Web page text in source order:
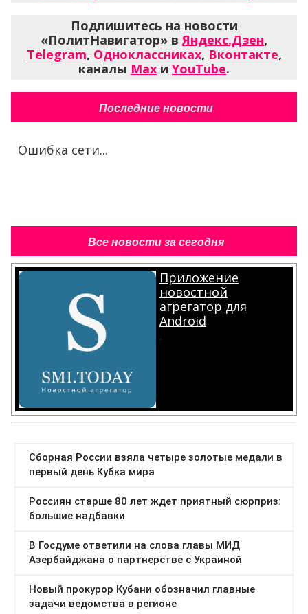
Подпишитесь на новости
«ПолитНавигатор» вЯндекс.Дзен,
Telegram, Одноклассниках, Вконтакте,
каналы Max и YouTube.
Последние новости
Ошибка сети...
Все новости за сегодня
Приложение
новостной
агрегатор для
Android
.